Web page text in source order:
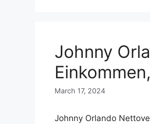
Johnny
March 17, 2024
Johnny Orlando